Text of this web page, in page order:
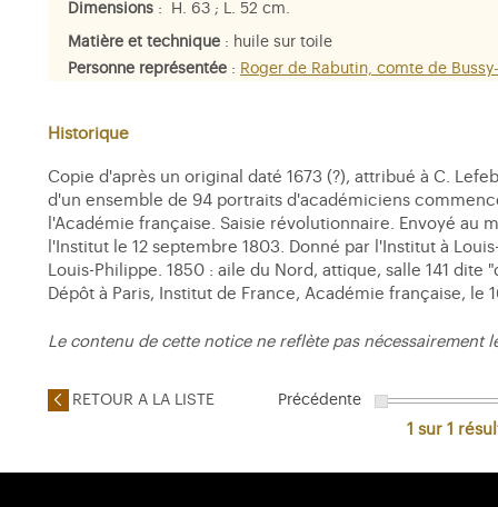
Dimensions : H. 63 ; L. 52 cm.
Matière et technique : huile sur toile
Personne représentée : Roger de Rabutin, comte de
Historique
Copie d'après un original daté 1673 (?), attribué à C.
d'un ensemble de 94 portraits d'académiciens
l'Académie française. Saisie révolutionnaire. Envoyé au
l'Institut le 12 septembre 1803. Donné par l'Institut à
Louis-Philippe. 1850 : aile du Nord, attique, salle 141 dite
Dépôt à Paris, Institut de France, Académie française, le
Le contenu de cette notice ne reflète pas nécessairement
RETOUR A LA LISTE Précédente
1 sur 1